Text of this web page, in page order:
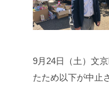
9月24日（土） 文
たため以下が中止